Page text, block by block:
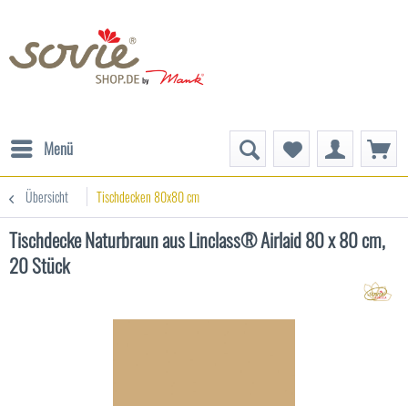
Menü
Übersicht Tischdecken 80x80 cm
Tischdecke Naturbraun aus Linclass® Airlaid 80 x 80 cm,
20 Stück